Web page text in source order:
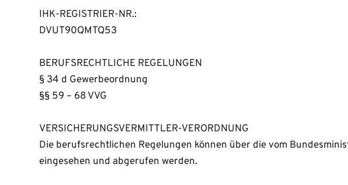
IHK-REGISTRIER-NR.:
DVUT90QMTQ53
BERUFSRECHTLICHE REGELUNGEN
§ 34 d Gewerbeordnung
§§ 59 – 68 VVG
VERSICHERUNGSVERMITTLER-VERORDNUNG
Die berufsrechtlichen Regelungen können über die vom
eingesehen und abgerufen werden.